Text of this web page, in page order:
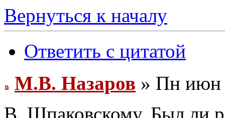
Вернуться к началу
Ответить с цитатой
М.В. Назаров » Пн июн